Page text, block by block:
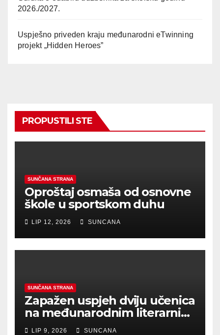
2026./2027.
Uspješno priveden kraju međunarodni eTwinning
projekt „Hidden Heroes”
PROPUSTILI STE
SUNČANA STRANA
Oproštaj osmaša od osnovne
škole u sportskom duhu
LIP 12, 2026 SUNCANA
SUNČANA STRANA
Zapažen uspjeh dviju učenica
na međunarodnim literarnim
natječajima
LIP 9, 2026 SUNCANA